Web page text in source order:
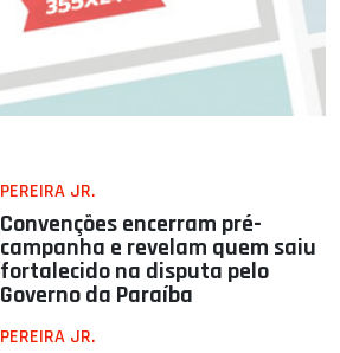
PEREIRA JR.
Convenções encerram pré-
campanha e revelam quem saiu
fortalecido na disputa pelo
Governo da Paraíba
PEREIRA JR.